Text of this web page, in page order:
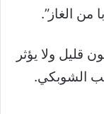
الغاز”.
قليل ولا يؤثر
الشوبكي.